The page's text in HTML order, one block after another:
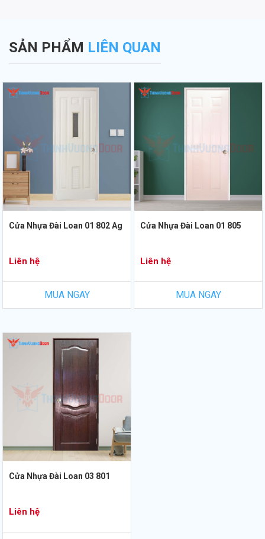
SẢN PHẨM LIÊN QUAN
Cửa Nhựa Đài Loan 01 802 Ag
Liên hệ
MUA NGAY
Cửa Nhựa Đài Loan 01 805
Liên hệ
MUA NGAY
Cửa Nhựa Đài Loan 03 801
Liên hệ